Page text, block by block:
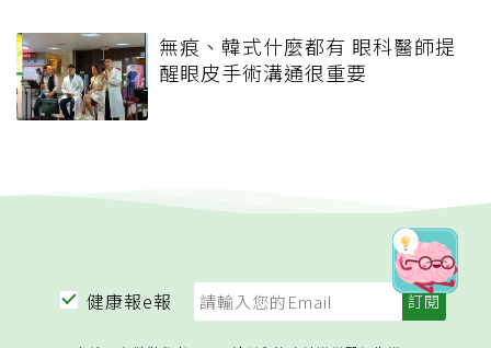
無痕、韓式什麼都有 眼科醫師提
醒眼皮手術溝通很重要
健康報e報